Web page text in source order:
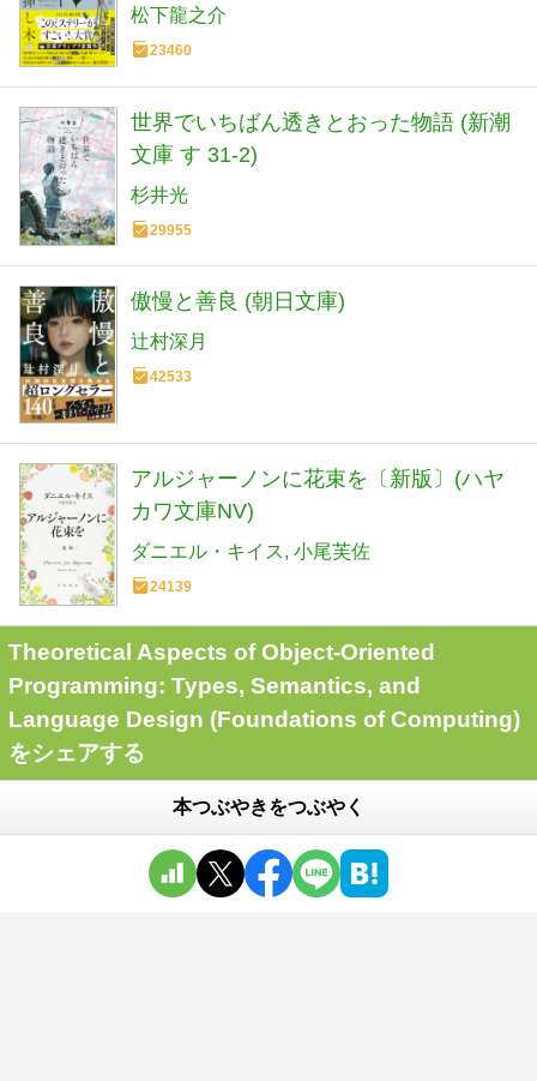
松下龍之介
23460
世界でいちばん透きとおった物語 (新潮
文庫 す 31-2)
杉井光
29955
傲慢と善良 (朝日文庫)
辻村深月
42533
アルジャーノンに花束を〔新版〕(ハヤ
カワ文庫NV)
ダニエル・キイス 小尾芙佐
24139
Theoretical Aspects of Object-Oriented
Programming: Types, Semantics, and
Language Design (Foundations of Computing)
をシェアする
本つぶやきをつぶやく